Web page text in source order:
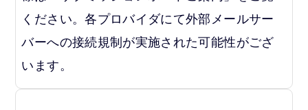
ください。各プロバイダにて外部メールサー
バーへの接続規制が実施された可能性がござ
います。